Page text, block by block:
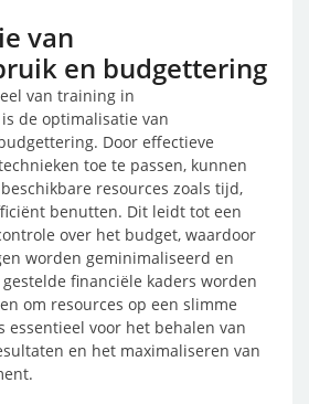
van
en budgettering
van training in
de optimalisatie van
Door effectieve
toe te passen, kunnen
resources zoals tijd,
benutten. Dit leidt tot een
over het budget, waardoor
worden geminimaliseerd en
financiële kaders worden
om resources op een slimme
essentieel voor het behalen van
en het maximaliseren van